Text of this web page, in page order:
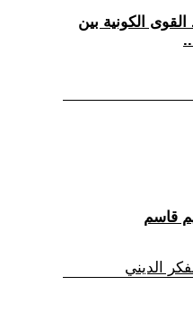
الكونية بين
الديني